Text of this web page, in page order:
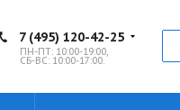
7 (495) 120-42-25
ПН-ПТ: 10:00-19:00,
СБ-ВС: 10:00-17:00.